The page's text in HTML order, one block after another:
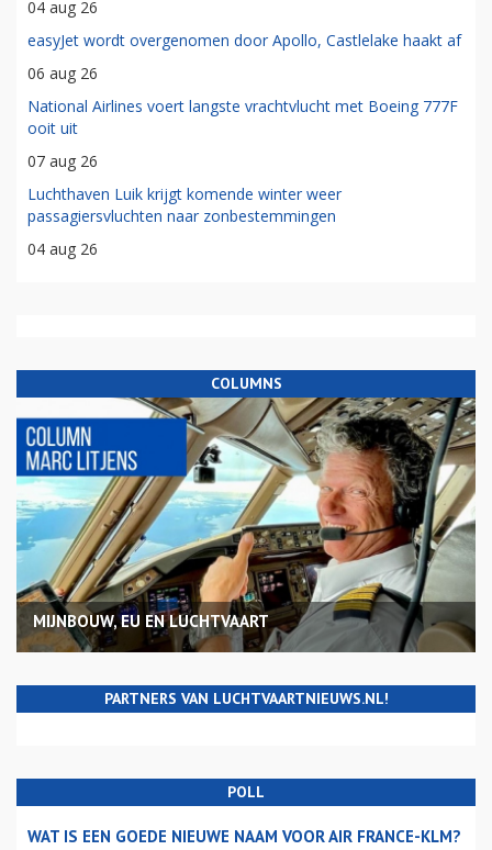
04 aug 26
easyJet wordt overgenomen door Apollo, Castlelake haakt af
06 aug 26
National Airlines voert langste vrachtvlucht met Boeing 777F
ooit uit
07 aug 26
Luchthaven Luik krijgt komende winter weer
passagiersvluchten naar zonbestemmingen
04 aug 26
COLUMNS
MIJNBOUW, EU EN LUCHTVAART
PARTNERS VAN LUCHTVAARTNIEUWS.NL!
POLL
WAT IS EEN GOEDE NIEUWE NAAM VOOR AIR FRANCE-KLM?